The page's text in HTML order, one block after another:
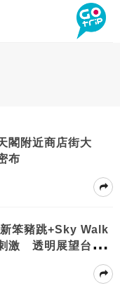
閣附近商店街大
布
笨豬跳+Sky Walk
激 透明展望台俯